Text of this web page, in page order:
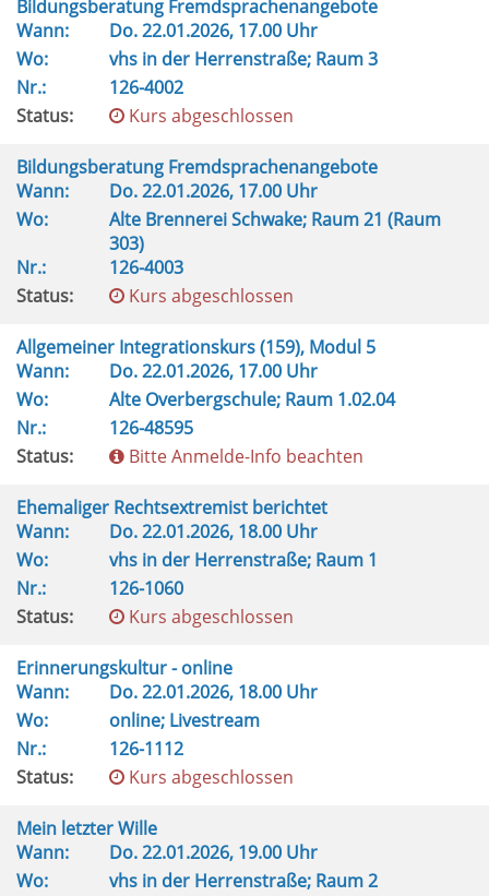
Bildungsberatung Fremdsprachenangebote
Wann:
Do.22.01.2026, 17.00 Uhr
Wo:
vhs in der Herrenstraße; Raum 3
Nr.:
126-4002
Status:
Kurs abgeschlossen
Bildungsberatung Fremdsprachenangebote
Wann:
Do.22.01.2026, 17.00 Uhr
Wo:
Alte Brennerei Schwake; Raum 21 (Raum
303)
Nr.:
126-4003
Status:
Kurs abgeschlossen
Allgemeiner Integrationskurs (159), Modul 5
Wann:
Do.22.01.2026, 17.00 Uhr
Wo:
Alte Overbergschule; Raum 1.02.04
Nr.:
126-48595
Status:
Bitte Anmelde-Info beachten
Ehemaliger Rechtsextremist berichtet
Wann:
Do.22.01.2026, 18.00 Uhr
Wo:
vhs in der Herrenstraße; Raum 1
Nr.:
126-1060
Status:
Kurs abgeschlossen
Erinnerungskultur - online
Wann:
Do.22.01.2026, 18.00 Uhr
Wo:
online; Livestream
Nr.:
126-1112
Status:
Kurs abgeschlossen
Mein letzter Wille
Wann:
Do.22.01.2026, 19.00 Uhr
Wo:
vhs in der Herrenstraße; Raum 2